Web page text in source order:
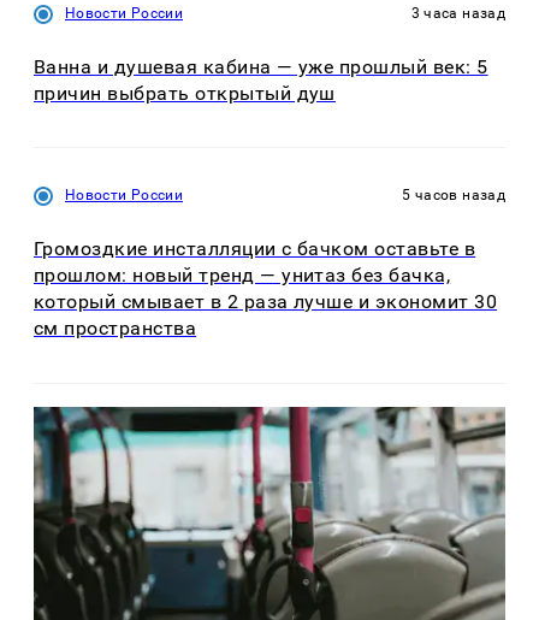
Новости России 3 часа назад
Ванна и душевая кабина — уже прошлый век: 5
причин выбрать открытый душ
Новости России 5 часов назад
Громоздкие инсталляции с бачком оставьте в
прошлом: новый тренд — унитаз без бачка,
который смывает в 2 раза лучше и экономит 30
см пространства